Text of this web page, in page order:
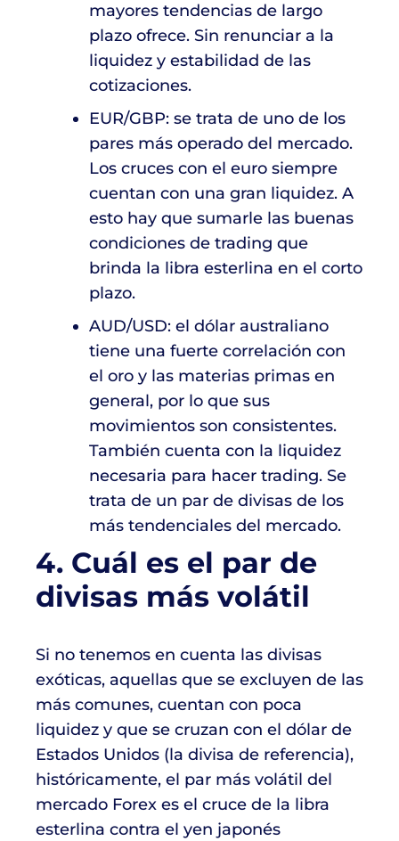
mayores tendencias de largo
plazo ofrece. Sin renunciar a la
liquidez y estabilidad de las
cotizaciones.
EUR/GBP: se trata de uno de los
pares más operado del mercado.
Los cruces con el euro siempre
cuentan con una gran liquidez. A
esto hay que sumarle las buenas
condiciones de trading que
brinda la libra esterlina en el corto
plazo.
AUD/USD: el dólar australiano
tiene una fuerte correlación con
el oro y las materias primas en
general, por lo que sus
movimientos son consistentes.
También cuenta con la liquidez
necesaria para hacer trading. Se
trata de un par de divisas de los
más tendenciales del mercado.
4. Cuál es el par de
divisas más volátil
Si no tenemos en cuenta las divisas
exóticas, aquellas que se excluyen de las
más comunes, cuentan con poca
liquidez y que se cruzan con el dólar de
Estados Unidos (la divisa de referencia),
históricamente, el par más volátil del
mercado Forex es el cruce de la libra
esterlina contra el yen japonés